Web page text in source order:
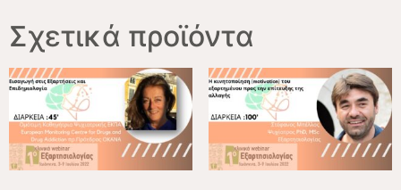
Σχετικά προϊόντα